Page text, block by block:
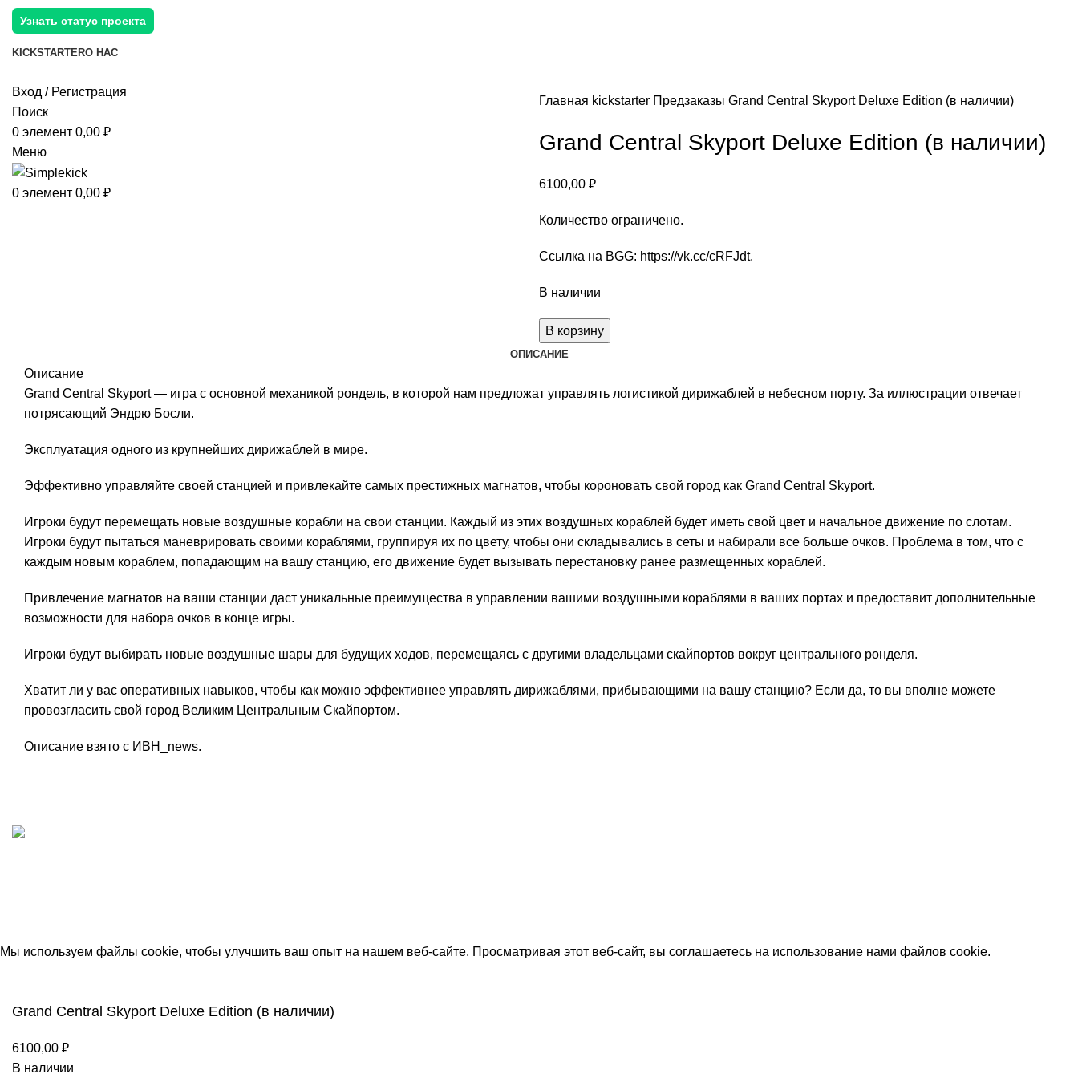
Узнать статус проекта
KICKSTARTERО НАС
Вход / Регистрация
Поиск
0 элемент 0,00 ₽
Меню
0 элемент 0,00 ₽
Главная kickstarter Предзаказы Grand Central Skyport Deluxe Edition (в наличии)
Grand Central Skyport Deluxe Edition (в наличии)
6100,00 ₽
Количество ограничено.
Ссылка на BGG: https://vk.cc/cRFJdt.
В наличии
Количество
товара
Central
наличии)
В корзину
ОПИСАНИЕ
Описание
Grand Central Skyport — игра с основной механикой рондель, в которой нам предложат управлять логистикой дирижаблей в небесном порту. За иллюстрации отвечает
потрясающий Эндрю Босли.
Эксплуатация одного из крупнейших дирижаблей в мире.
Эффективно управляйте своей станцией и привлекайте самых престижных магнатов, чтобы короновать свой город как Grand Central Skyport.
Игроки будут перемещать новые воздушные корабли на свои станции. Каждый из этих воздушных кораблей будет иметь свой цвет и начальное движение по слотам.
Игроки будут пытаться маневрировать своими кораблями, группируя их по цвету, чтобы они складывались в сеты и набирали все больше очков. Проблема в том, что с
каждым новым кораблем, попадающим на вашу станцию, его движение будет вызывать перестановку ранее размещенных кораблей.
Привлечение магнатов на ваши станции даст уникальные преимущества в управлении вашими воздушными кораблями в ваших портах и предоставит дополнительные
возможности для набора очков в конце игры.
Игроки будут выбирать новые воздушные шары для будущих ходов, перемещаясь с другими владельцами скайпортов вокруг центрального ронделя.
Хватит ли у вас оперативных навыков, чтобы как можно эффективнее управлять дирижаблями, прибывающими на вашу станцию? Если да, то вы вполне можете
провозгласить свой город Великим Центральным Скайпортом.
Описание взято с ИВН_news.
Мы используем файлы cookie, чтобы улучшить ваш опыт на нашем веб-сайте. Просматривая этот веб-сайт, вы соглашаетесь на использование нами файлов cookie.
Grand Central Skyport Deluxe Edition (в наличии)
6100,00 ₽
В наличии